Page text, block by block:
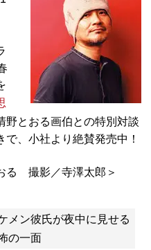
野とおる画伯との特別対談
、小社より絶賛発売中！
メン彼氏が夜中に見せる
の一面